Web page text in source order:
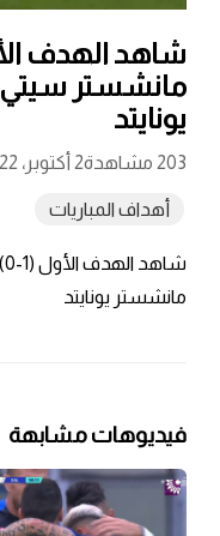
مانشستر
يونايتد
203 مشاهدة 2 أكتوبر، 2022
أهداف المباريات
مانشستر يونايتد
فيديوهات مشابهة